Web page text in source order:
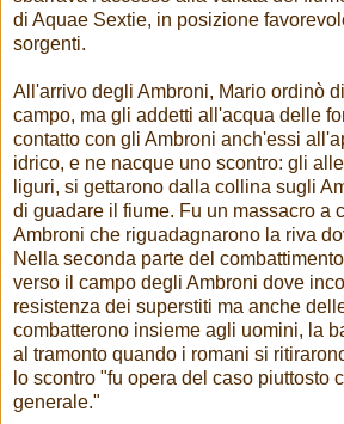
di Aquae Sextie, in posizione
sorgenti.
All'arrivo degli Ambroni, Mario ordinò
campo, ma gli addetti all'acqua delle
contatto con gli Ambroni anch'essi
idrico, e ne nacque uno scontro: gli
liguri, si gettarono dalla collina sugli
di guadare il fiume. Fu un massacro a
Ambroni che riguadagnarono la riva
Nella seconda parte del
verso il campo degli Ambroni dove
resistenza dei superstiti ma anche
combatterono insieme agli uomini, la
al tramonto quando i romani si
lo scontro "fu opera del caso piuttosto
generale."